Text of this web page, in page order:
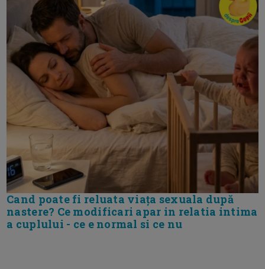
Cand poate fi reluata viața sexuala după
nastere? Ce modificari apar in relatia intima
a cuplului - ce e normal si ce nu